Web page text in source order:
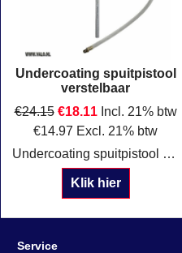
Undercoating spuitpistool
verstelbaar
€24.15 €18.11 Incl. 21% btw
€14.97 Excl. 21% btw
Undercoating spuitpistool verstelbaarMet ML slang Verstelbaar
Klik hier
Service